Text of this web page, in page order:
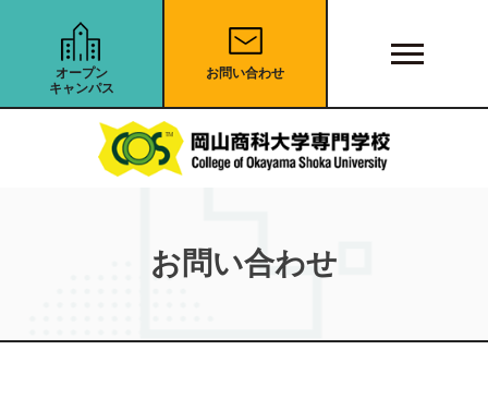
オープン
キャンパス
お問い合わせ
お問い合わせ